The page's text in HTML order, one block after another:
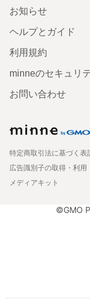
お知らせ
ヘルプとガイド
利用規約
minneのセキュリ
お問い合わせ
特定商取引法に基づく表
広告識別子の取得・利用
メディアキット
©GMO